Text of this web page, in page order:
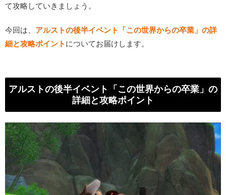
て攻略していきましょう。
今回は、 アルストの後半イベント「この世界からの卒業」の詳
細と攻略ポイント についてお届けします。
アルストの後半イベント「この世界からの卒業」の
詳細と攻略ポイント